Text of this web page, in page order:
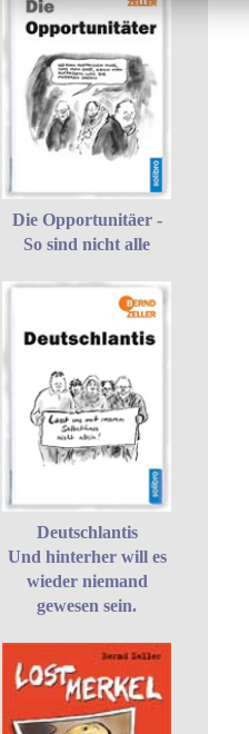
Die Opportunitäer -
So sind nicht alle
Deutschlantis
Und hinterher will es
wieder niemand
gewesen sein.